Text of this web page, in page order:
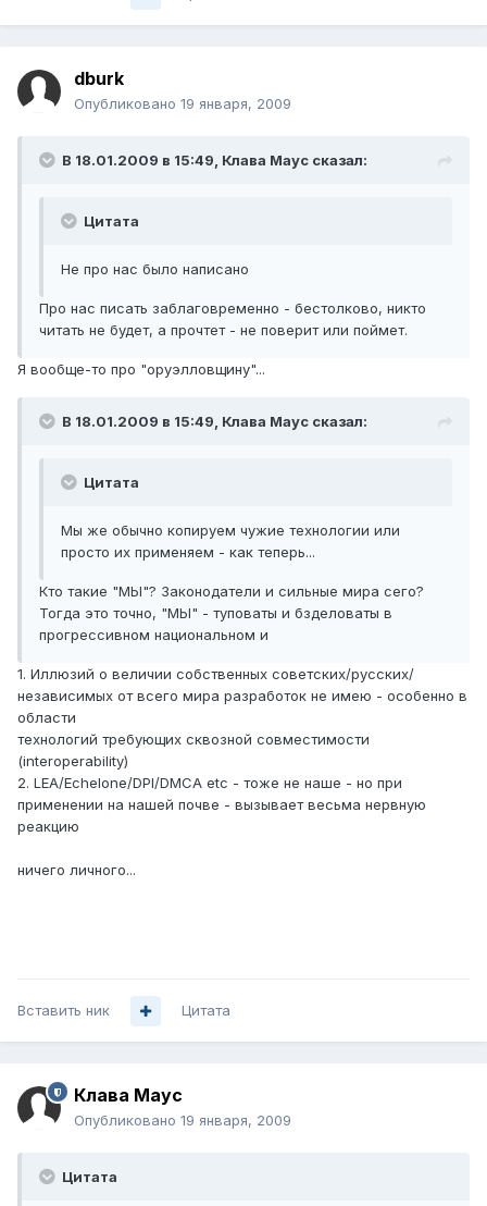
dburk
Опубликовано 19 января, 2009
В 18.01.2009 в 15:49, Клава Маус сказал:
Цитата
Не про нас было написано
Про нас писать заблаговременно - бестолково, никто
читать не будет, а прочтет - не поверит или поймет.
Я вообще-то про "оруэлловщину"...
В 18.01.2009 в 15:49, Клава Маус сказал:
Цитата
Мы же обычно копируем чужие технологии или
просто их применяем - как теперь...
Кто такие "МЫ"? Законодатели и сильные мира сего?
Тогда это точно, "МЫ" - туповаты и бзделоваты в
прогрессивном национальном и
1. Иллюзий о величии собственных советских/русских/
независимых от всего мира разработок не имею - особенно в
области
технологий требующих сквозной совместимости
(interoperability)
2. LEA/Echelone/DPI/DMCA etc - тоже не наше - но при
применении на нашей почве - вызывает весьма нервную
реакцию
ничего личного...
Вставить ник Цитата
Клава Маус
Опубликовано 19 января, 2009
Цитата